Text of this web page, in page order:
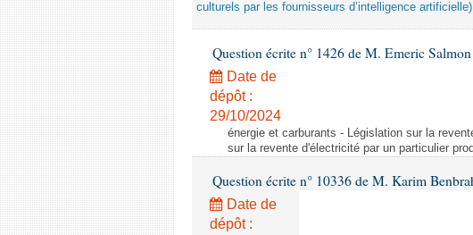
culturels par les fournisseurs d’intelligence artificielle)
Question écrite n° 1426 de M. Emeric Salmon
Date de
dépôt :
29/10/2024
énergie et carburants - Législation sur la
sur la revente d'électricité par un particulier
Question écrite n° 10336 de M. Karim
Date de
dépôt :